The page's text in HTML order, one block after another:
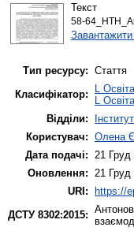
Текст
58-
Тип ресурсу: Стаття
Класифікатор:
L Освіта
L Освіта
Відділи:
Користувач: Олена
Дата подачі: 21 Груд
Оновлення: 21 Груд
URI:
https://
ДСТУ 8302:2015: